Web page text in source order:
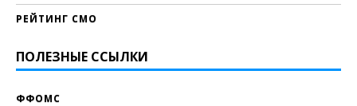
РЕЙТИНГ СМО
ПОЛЕЗНЫЕ ССЫЛКИ
ФФОМС